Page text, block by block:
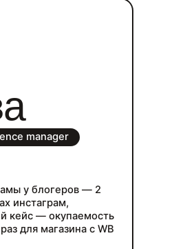
manager
у блогеров — 2
инстаграм,
кейс — окупаемость
для магазина с WB